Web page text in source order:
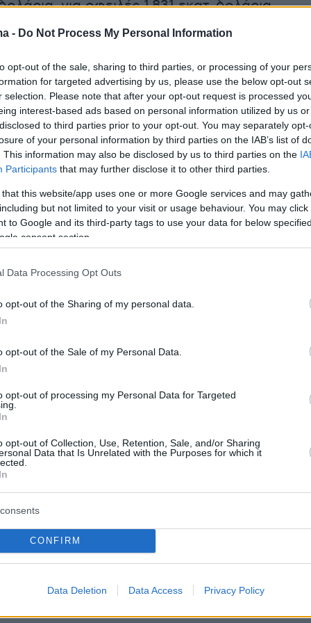
- Do Not Process My Personal Information
opt-out of the sale, sharing to third parties, or processing of your
for targeted advertising by us, please use the below opt-out
selection. Please note that after your opt-out request is processed
interest-based ads based on personal information utilized by us
to third parties prior to your opt-out. You may separately
of your personal information by third parties on the IAB’s list of
This information may also be disclosed by us to third parties on the
Participants that may further disclose it to other third parties.
that this website/app uses one or more Google services and may
but not limited to your visit or usage behaviour. You may
to Google and its third-party tags to use your data for below
consent section.
Data Processing Opt Outs
opt-out of the Sharing of my personal data.
opt-out of the Sale of my Personal Data.
opt-out of processing my Personal Data for Targeted
opt-out of Collection, Use, Retention, Sale, and/or Sharing
Data that Is Unrelated with the Purposes for which it
CONFIRM
Data Deletion Data Access Privacy Policy
για οφειλές 1,831 εκατ. δολάρια
3,040 εκατ. δολάρια.
ΣΥΡΙΖΑ δηλώνει την εταιρεία Osios LLC,
δανειοδότησε τα ΜΜΕ του ΣΥΡΙΖΑ, ενώ
εταίρος στην εταιρία Pura Vita E.E.,
ιδιοκτησία της ένα κατάστημα με χυμούς στις
τη συμμετοχή του μέσω της Osios στην
την οποία διηύθυνε και από την οποία
του ΣΥΡΙΖΑ. Στην ομιλία στη
της αλλοδαπής» - δηλαδή την Osios LLC, η
φορολογικό καθεστώς της -
στις αρχές του 2024.
επέμεινε στο αφήγημα που ο ίδιος είχε
του
που παρουσίασε ο κ. Κασσελάκης: